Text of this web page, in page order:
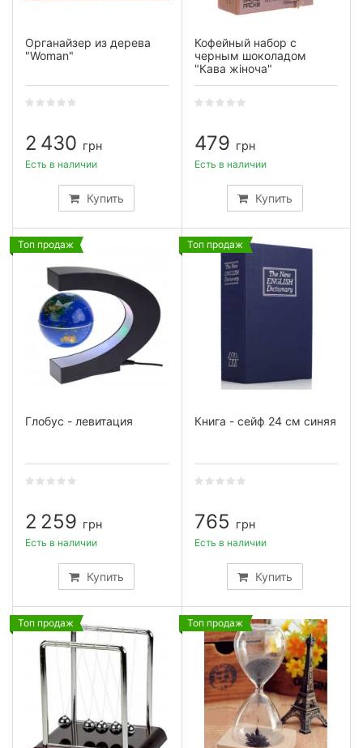
Органайзер из дерева
"Woman"
2 430 грн
Купить
Есть в наличии
Кофейный набор с
черным шоколадом
"Кава жіноча"
479 грн
Купить
Есть в наличии
Топ продаж
Глобус - левитация
2 259 грн
Купить
Есть в наличии
Топ продаж
Книга - сейф 24 см синяя
765 грн
Купить
Есть в наличии
Топ продаж Топ продаж